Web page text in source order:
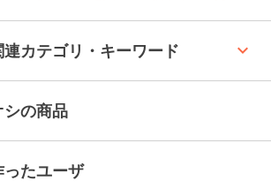
カテゴリ・キーワード keyboard_arrow_up
シの商品
ったユーザ